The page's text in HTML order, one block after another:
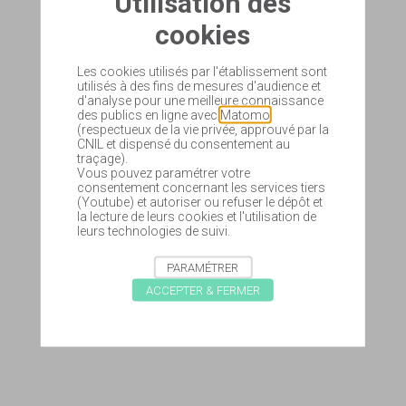
cookies
Les cookies utilisés par l'établissement sont
utilisés à des fins de mesures d'audience et
d'analyse pour une meilleure connaissance
des publics en ligne avec Matomo
(respectueux de la vie privée, approuvé par la
CNIL et dispensé du consentement au
traçage).
Vous pouvez paramétrer votre
consentement concernant les services tiers
(Youtube) et autoriser ou refuser le dépôt et
la lecture de leurs cookies et l'utilisation de
leurs technologies de suivi.
PARAMÉTRER
ACCEPTER & FERMER